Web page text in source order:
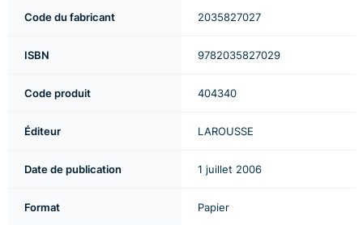
Code du fabricant 2035827027
ISBN 9782035827029
Code produit 404340
Éditeur LAROUSSE
Date de publication 1 juillet 2006
Format Papier